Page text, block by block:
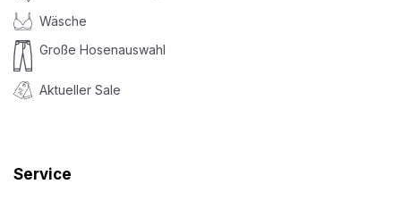
Wäsche
Große Hosenauswahl
Aktueller Sale
Service